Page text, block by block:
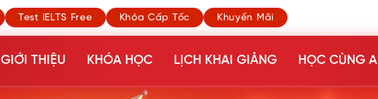
Test IELTS Free Khóa Cấp Tốc Khuyến Mãi
GIỚI THIỆU KHÓA HỌC LỊCH KHAI GIẢNG HỌC CÙNG AI